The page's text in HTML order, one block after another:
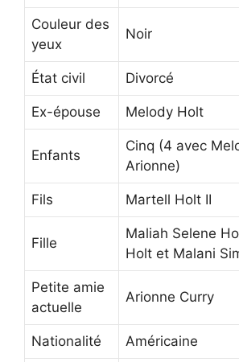
Couleur des
yeux
Noir
État civil Divorcé
Ex-épouse Melody Holt
Enfants
Cinq (4 avec
Arionne)
Fils Martell Holt II
Fille
Maliah Selene
Holt et Malani
Petite amie
actuelle
Arionne Curry
Nationalité Américaine